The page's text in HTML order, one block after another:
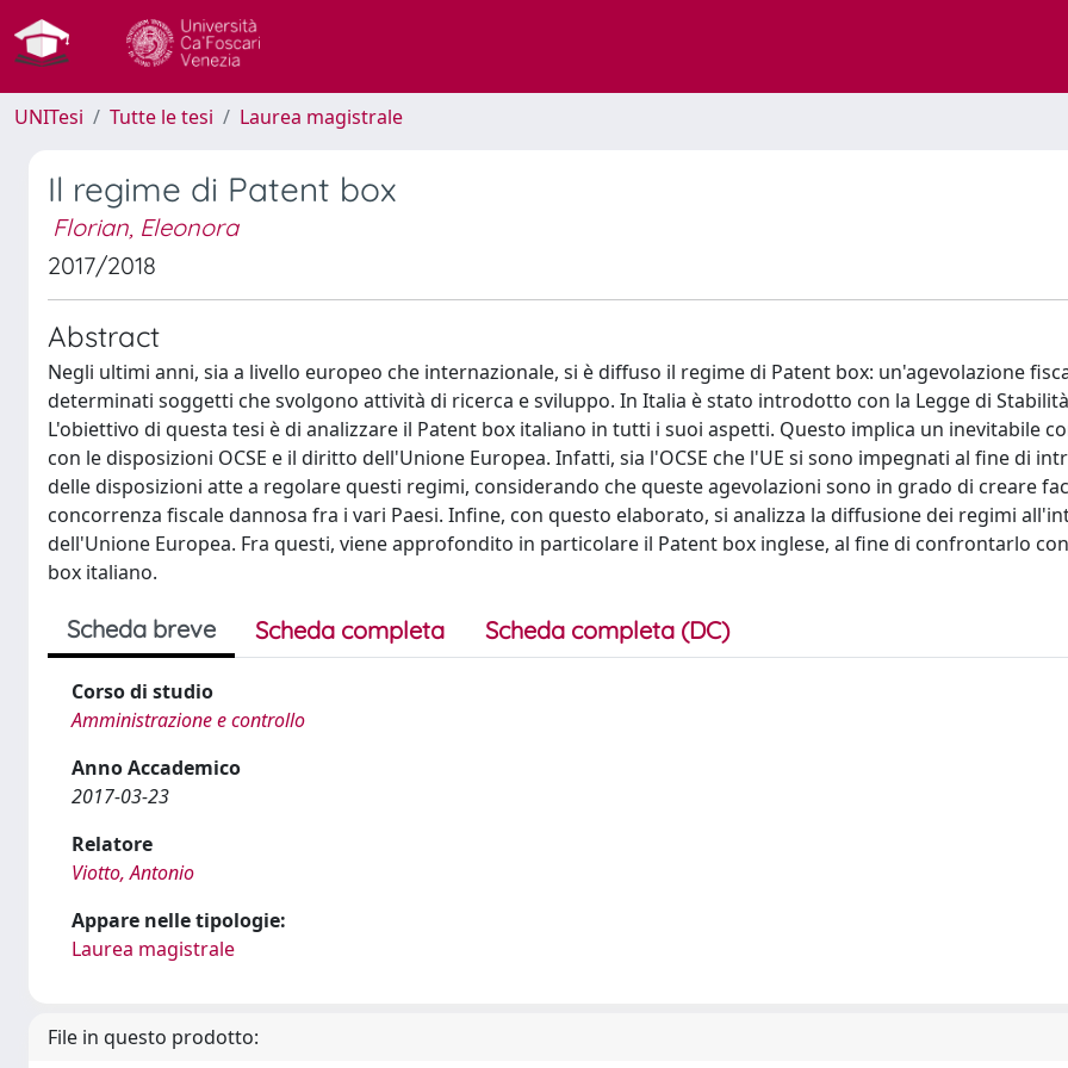
UNITesi Tutte le tesi Laurea magistrale
Il regime di Patent box
Florian, Eleonora
2017/2018
Abstract
Negli ultimi anni, sia a livello europeo che internazionale, si è diffuso il regime di Patent box: un'agevolazione
determinati soggetti che svolgono attività di ricerca e sviluppo. In Italia è stato introdotto con la Legge di
L'obiettivo di questa tesi è di analizzare il Patent box italiano in tutti i suoi aspetti. Questo implica un inevitabile
con le disposizioni OCSE e il diritto dell'Unione Europea. Infatti, sia l'OCSE che l'UE si sono impegnati al fine di
delle disposizioni atte a regolare questi regimi, considerando che queste agevolazioni sono in grado di creare
concorrenza fiscale dannosa fra i vari Paesi. Infine, con questo elaborato, si analizza la diffusione dei regimi
dell'Unione Europea. Fra questi, viene approfondito in particolare il Patent box inglese, al fine di confrontarlo
box italiano.
Scheda breve Scheda completa Scheda completa (DC)
Corso di studio
Amministrazione e controllo
Anno Accademico
2017-03-23
Relatore
Viotto, Antonio
Appare nelle tipologie:
Laurea magistrale
File in questo prodotto: